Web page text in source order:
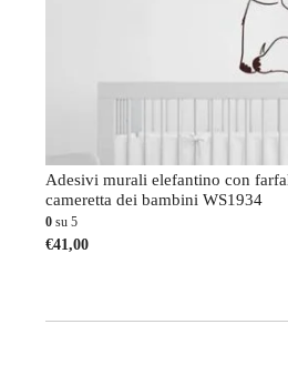
Adesivi murali elefantino con
cameretta dei bambini WS1934
0 su 5
€41,00Questo
varianti.